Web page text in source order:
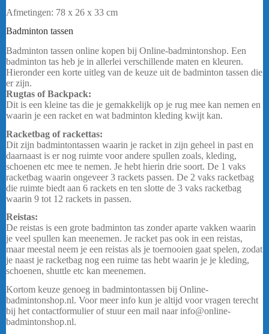
Afmetingen: 78 x 26 x 33 cm
Badminton tassen
Badminton tassen online kopen bij Online-badmintonshop. Een
badminton tas heb je in allerlei verschillende maten en kleuren.
Hieronder een korte uitleg van de keuze uit de badminton tassen die
er zijn.
Rugtas of Backpack:
Dit is een kleine tas die je gemakkelijk op je rug mee kan nemen en
waarin je een racket en wat badminton kleding kwijt kan.
Racketbag of rackettas:
Dit zijn badmintontassen waarin je racket in zijn geheel in past en
daarnaast is er nog ruimte voor andere spullen zoals, kleding,
schoenen etc mee te nemen. Je hebt hierin drie soort. De 1 vaks
racketbag waarin ongeveer 3 rackets passen. De 2 vaks racketbag
die ruimte biedt aan 6 rackets en ten slotte de 3 vaks racketbag
waarin 9 tot 12 rackets in passen.
Reistas:
De reistas is een grote badminton tas zonder aparte vakken waarin
je veel spullen kan meenemen. Je racket pas ook in een reistas,
maar meestal neem je een reistas als je toernooien gaat spelen, zodat
je naast je racketbag nog een ruime tas hebt waarin je je kleding,
schoenen, shuttle etc kan meenemen.
Kortom keuze genoeg in badmintontassen bij Online-
badmintonshop.nl. Voor meer info kun je altijd voor vragen terecht
bij het contactformulier of stuur een mail naar info@online-
badmintonshop.nl.